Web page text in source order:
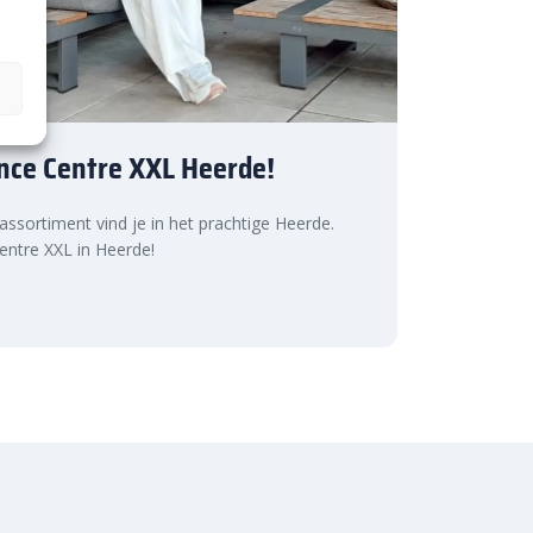
Centre XXL Heerde!
vind je in het prachtige Heerde.
XXL in Heerde!